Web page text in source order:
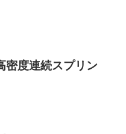
密度連続スプリン